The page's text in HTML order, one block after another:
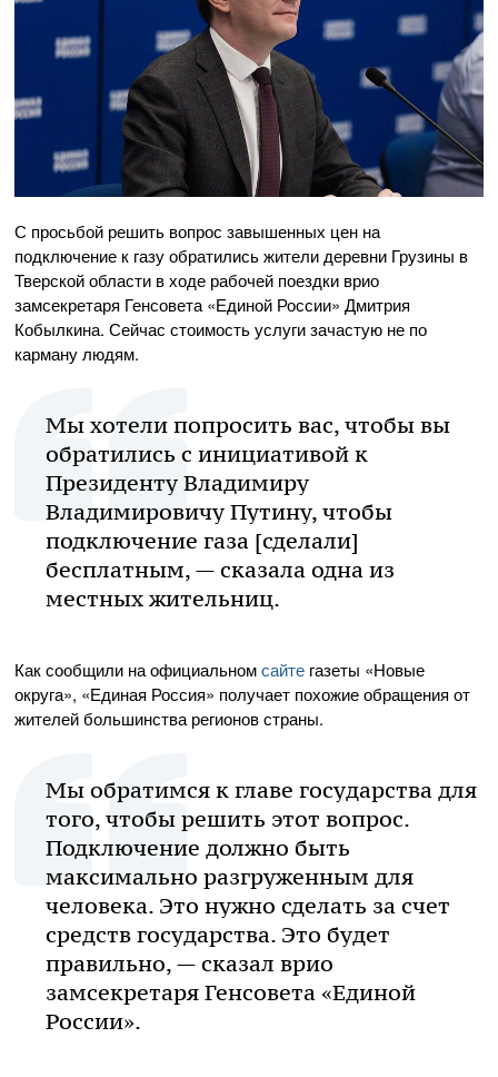
С просьбой решить вопрос завышенных цен на
подключение к газу обратились жители деревни Грузины в
Тверской области в ходе рабочей поездки врио
замсекретаря Генсовета «Единой России» Дмитрия
Кобылкина. Сейчас стоимость услуги зачастую не по
карману людям.
Мы хотели попросить вас, чтобы вы
обратились с инициативой к
Президенту Владимиру
Владимировичу Путину, чтобы
подключение газа [сделали]
бесплатным, — сказала одна из
местных жительниц.
Как сообщили на официальномсайте газеты «Новые
округа», «Единая Россия» получает похожие обращения от
жителей большинства регионов страны.
Мы обратимся к главе государства для
того, чтобы решить этот вопрос.
Подключение должно быть
максимально разгруженным для
человека. Это нужно сделать за счет
средств государства. Это будет
правильно, — сказал врио
замсекретаря Генсовета «Единой
России».